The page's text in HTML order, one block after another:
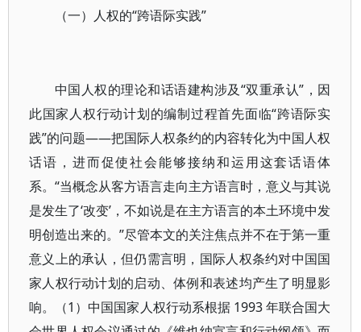
（一）人权的“跨语际实践”
中国人权的理论和话语建构涉及“双重承认”，因
此国家人权行动计划的编制过程首先面临“跨语际实
践”的问题——把国际人权条约的内容转化为中国人权
话语，进而促使社会能够接纳和运用这套话语体
系。“当概念从客方语言走向主方语言时，意义与其说
是发生了‘改变’，不如说是在主方语言的本土环境中发
明创造出来的。”尽管本文的关注焦点并不在于第一重
意义上的承认，但仍需言明，国际人权条约对中国国
家人权行动计划的启动、体例和表述均产生了明显影
响。（1）中国国家人权行动系根据 1993 年联合国大